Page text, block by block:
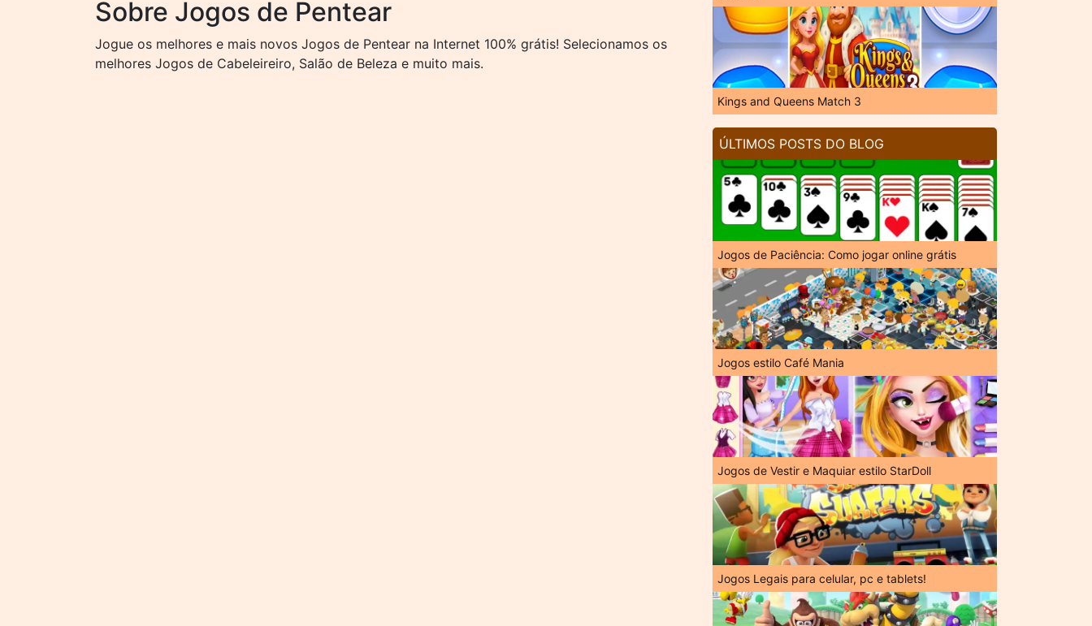
Sobre Jogos de Pentear
Jogue os melhores e mais novos Jogos de Pentear na Internet 100% grátis! Selecionamos os
melhores Jogos de Cabeleireiro, Salão de Beleza e muito mais.
Kings and Queens Match 3
ÚLTIMOS POSTS DO BLOG
Jogos de Paciência: Como jogar online grátis
Jogos estilo Café Mania
Jogos de Vestir e Maquiar estilo StarDoll
Jogos Legais para celular, pc e tablets!